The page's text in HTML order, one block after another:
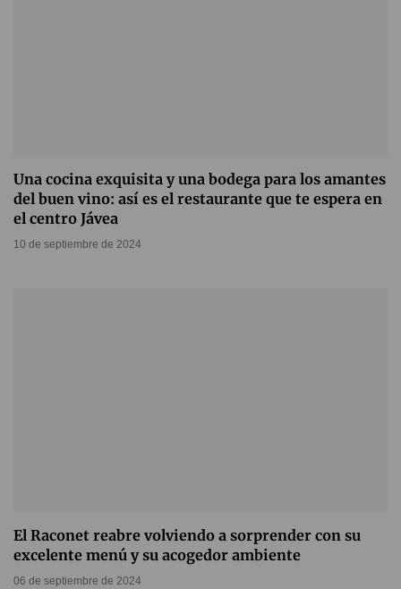
Una cocina exquisita y una bodega para los amantes
del buen vino: así es el restaurante que te espera en
el centro Jávea
10 de septiembre de 2024
El Raconet reabre volviendo a sorprender con su
excelente menú y su acogedor ambiente
06 de septiembre de 2024